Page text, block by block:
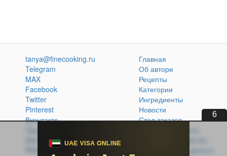
5
tanya@finecooking.ru
Telegram
MAX
Facebook
Twitter
Pinterest
Вконтакте
Одноклассники
Главная
Об авторе
Рецепты
Категории
Ингредиенты
Новости
Стол заказов
Кулинарная книга
Политика обработки
персональных данных